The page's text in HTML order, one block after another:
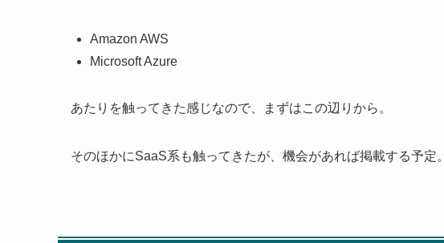
Amazon AWS
Microsoft Azure
あたりを触ってきた感じなので、まずはこの辺りから。
そのほかにSaaS系も触ってきたが、機会があれば掲載する予定。